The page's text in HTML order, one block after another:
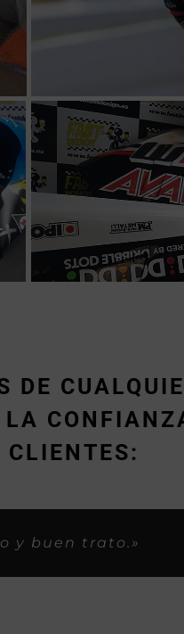
DE
LA
CLIENTES:
y buen trato.»
asi os
para los
gasss.»